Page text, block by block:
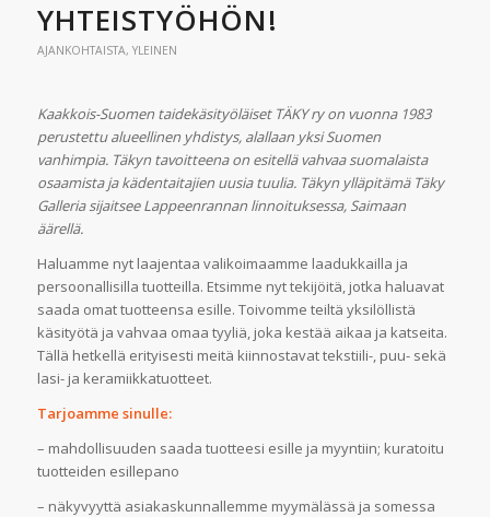
YHTEISTYÖHÖN!
AJANKOHTAISTA, YLEINEN
Kaakkois-Suomen taidekäsityöläiset TÄKY ry on vuonna 1983
perustettu alueellinen yhdistys, alallaan yksi Suomen
vanhimpia. Täkyn tavoitteena on esitellä vahvaa suomalaista
osaamista ja kädentaitajien uusia tuulia. Täkyn ylläpitämä Täky
Galleria sijaitsee Lappeenrannan linnoituksessa, Saimaan
äärellä.
Haluamme nyt laajentaa valikoimaamme laadukkailla ja
persoonallisilla tuotteilla. Etsimme nyt tekijöitä, jotka haluavat
saada omat tuotteensa esille. Toivomme teiltä yksilöllistä
käsityötä ja vahvaa omaa tyyliä, joka kestää aikaa ja katseita.
Tällä hetkellä erityisesti meitä kiinnostavat tekstiili-, puu- sekä
lasi- ja keramiikkatuotteet.
Tarjoamme sinulle:
– mahdollisuuden saada tuotteesi esille ja myyntiin; kuratoitu
tuotteiden esillepano
– näkyvyyttä asiakaskunnallemme myymälässä ja somessa